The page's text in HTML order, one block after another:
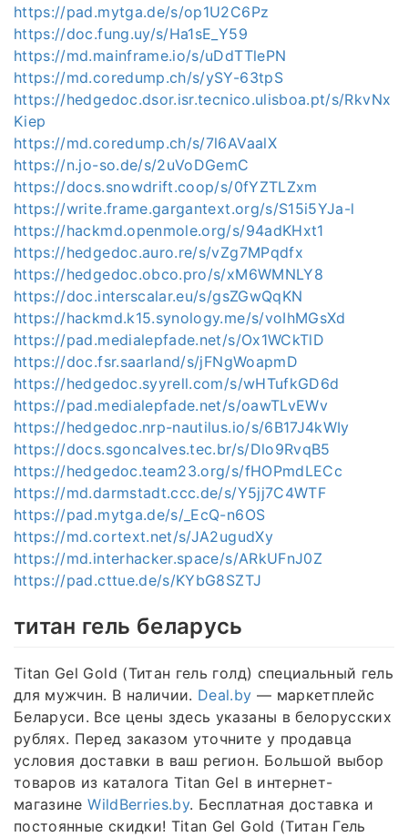
https://pad.mytga.de/s/op1U2C6Pz
https://doc.fung.uy/s/Ha1sE_Y59
https://md.mainframe.io/s/uDdTTlePN
https://md.coredump.ch/s/ySY-63tpS
https://hedgedoc.dsor.isr.tecnico.ulisboa.pt/s/RkvNx
Kiep
https://md.coredump.ch/s/7l6AVaalX
https://n.jo-so.de/s/2uVoDGemC
https://docs.snowdrift.coop/s/0fYZTLZxm
https://write.frame.gargantext.org/s/S15i5YJa-l
https://hackmd.openmole.org/s/94adKHxt1
https://hedgedoc.auro.re/s/vZg7MPqdfx
https://hedgedoc.obco.pro/s/xM6WMNLY8
https://doc.interscalar.eu/s/gsZGwQqKN
https://hackmd.k15.synology.me/s/voIhMGsXd
https://pad.medialepfade.net/s/Ox1WCkTlD
https://doc.fsr.saarland/s/jFNgWoapmD
https://hedgedoc.syyrell.com/s/wHTufkGD6d
https://pad.medialepfade.net/s/oawTLvEWv
https://hedgedoc.nrp-nautilus.io/s/6B17J4kWIy
https://docs.sgoncalves.tec.br/s/Dlo9RvqB5
https://hedgedoc.team23.org/s/fHOPmdLECc
https://md.darmstadt.ccc.de/s/Y5jj7C4WTF
https://pad.mytga.de/s/_EcQ-n6OS
https://md.cortext.net/s/JA2ugudXy
https://md.interhacker.space/s/ARkUFnJ0Z
https://pad.cttue.de/s/KYbG8SZTJ
титан гель беларусь
Titan Gel Gold (Титан гель голд) специальный гель
для мужчин. В наличии. Deal.by — маркетплейс
Беларуси. Все цены здесь указаны в белорусских
рублях. Перед заказом уточните у продавца
условия доставки в ваш регион. Большой выбор
товаров из каталога Titan Gel в интернет-
магазинеWildBerries.by. Бесплатная доставка и
постоянные скидки! Titan Gel Gold (Титан Гель